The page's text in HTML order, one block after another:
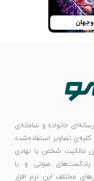
خانواده و سامانه‌ی
تصاویر استفاده‌شده
مالکیت شخص یا نهادی
صوتی و یا
مختلف این نرم افزار